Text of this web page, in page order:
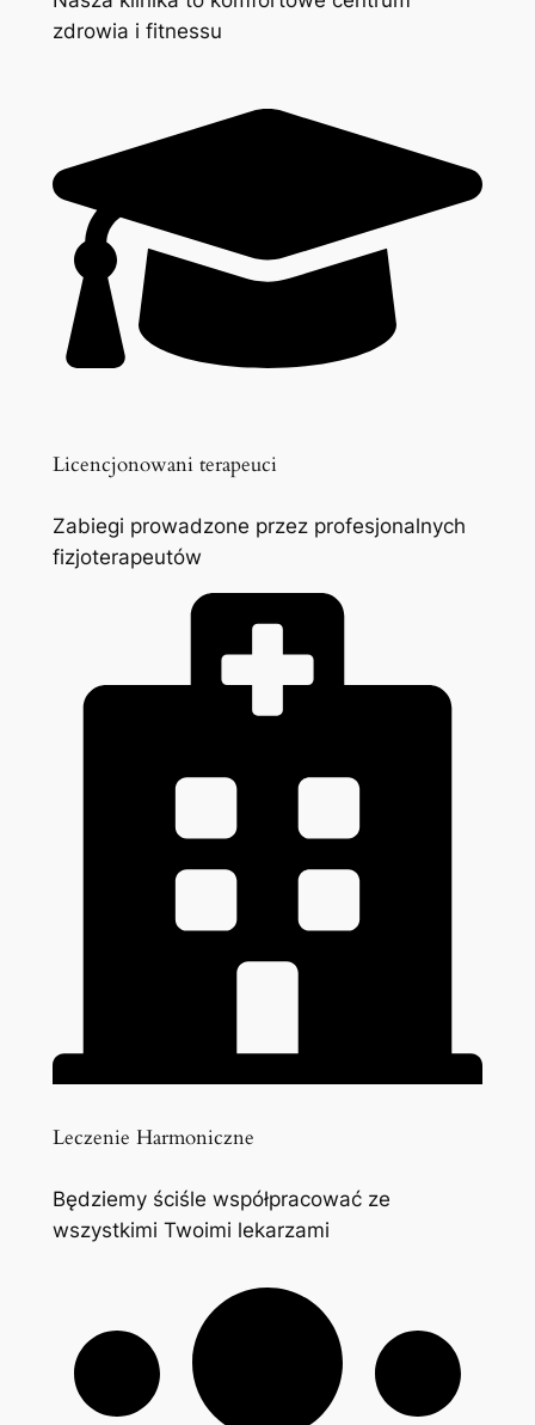
zdrowia i fitnessu
Licencjonowani terapeuci
Zabiegi prowadzone przez profesjonalnych
fizjoterapeutów
Leczenie Harmoniczne
Będziemy ściśle współpracować ze
wszystkimi Twoimi lekarzami